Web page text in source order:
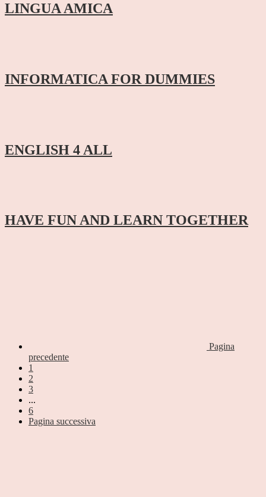
LINGUA AMICA
INFORMATICA FOR DUMMIES
ENGLISH 4 ALL
HAVE FUN AND LEARN TOGETHER
Pagina
precedente
1
2
3
...
6
Pagina successiva